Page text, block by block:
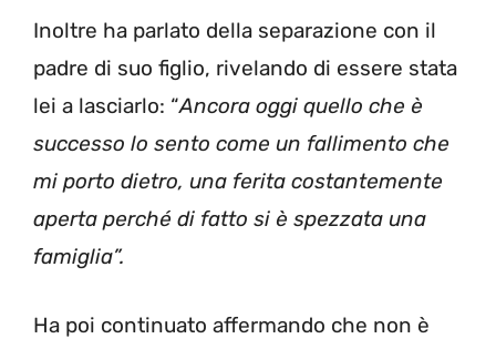
Inoltre ha parlato della separazione con il
padre di suo figlio, rivelando di essere stata
lei a lasciarlo: “Ancora oggi quello che è
successo lo sento come un fallimento che
mi porto dietro, una ferita costantemente
aperta perché di fatto si è spezzata una
famiglia”.
Ha poi continuato affermando che non è